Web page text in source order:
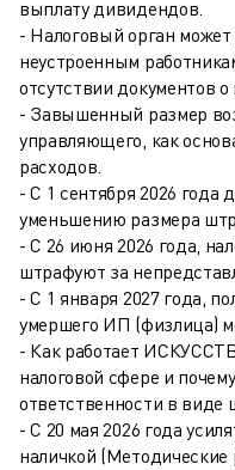
выплату дивидендов.
- Налоговый орган может
неустроенным
отсутствии документов
- Завышенный размер
управляющего, как
расходов.
- С 1 сентября 2026 года
уменьшению размера
- С 26 июня 2026 года,
штрафуют за
- С 1 января 2027 года,
умершего ИП (физлица)
- Как работает
налоговой сфере и
ответственности в виде
- С 20 мая 2026 года
наличкой